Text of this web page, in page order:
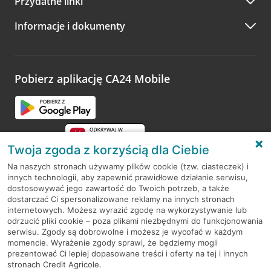
A po wizycie…
Zachęcamy do podzielenia się z nami opinią o wizycie.
opinie.
Informacje i dokumenty
Pobierz aplikację CA24 Mobile
RODO
Regulamin serwisu
Mapa serwisu
PolitykaCookies
Twoja zgoda z korzyścią dla Ciebie
Na naszych stronach używamy plików cookie (tzw. ciasteczek) i
innych technologii, aby zapewnić prawidłowe działanie serwisu,
dostosowywać jego zawartość do Twoich potrzeb, a także
dostarczać Ci spersonalizowane reklamy na innych stronach
internetowych. Możesz wyrazić zgodę na wykorzystywanie lub
odrzucić pliki cookie – poza plikami niezbędnymi do funkcjonowania
serwisu. Zgody są dobrowolne i możesz je wycofać w każdym
momencie. Wyrażenie zgody sprawi, że będziemy mogli
prezentować Ci lepiej dopasowane treści i oferty na tej i innych
stronach Credit Agricole.